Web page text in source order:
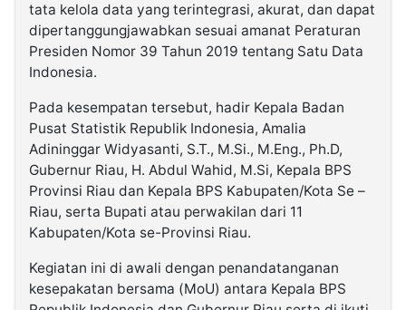
tata kelola data yang terintegrasi, akurat, dan dapat
dipertanggungjawabkan sesuai amanat Peraturan
Presiden Nomor 39 Tahun 2019 tentang Satu Data
Indonesia.
Pada kesempatan tersebut, hadir Kepala Badan
Pusat Statistik Republik Indonesia, Amalia
Adininggar Widyasanti, S.T., M.Si., M.Eng., Ph.D,
Gubernur Riau, H. Abdul Wahid, M.Si, Kepala BPS
Provinsi Riau dan Kepala BPS Kabupaten/Kota Se –
Riau, serta Bupati atau perwakilan dari 11
Kabupaten/Kota se-Provinsi Riau.
Kegiatan ini di awali dengan penandatanganan
kesepakatan bersama (MoU) antara Kepala BPS